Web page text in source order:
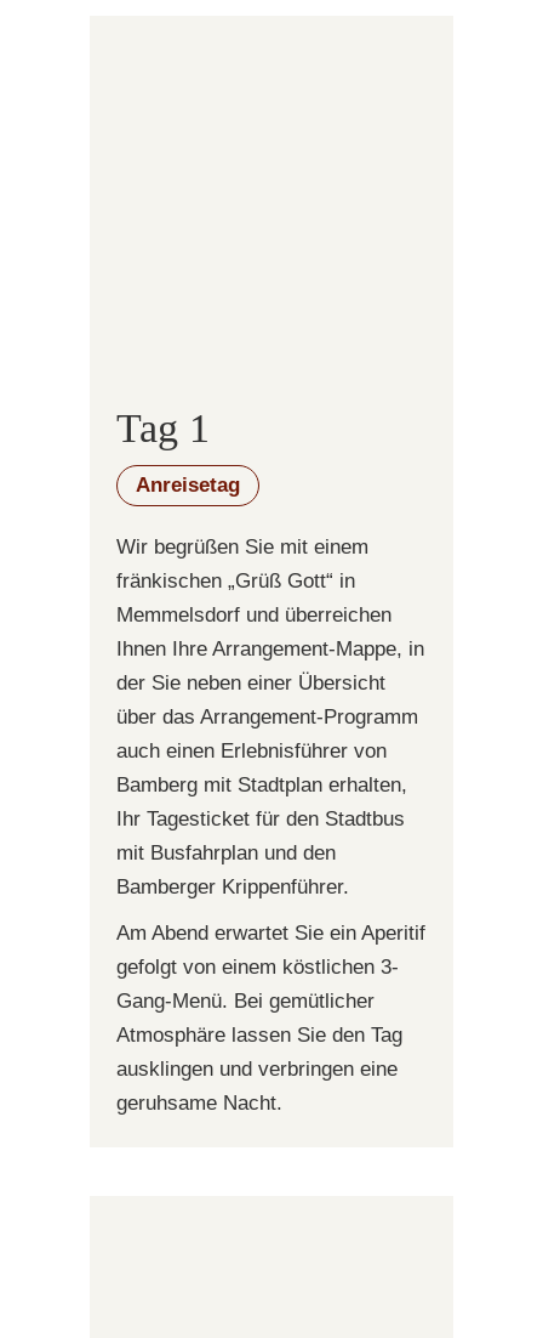
Tag 1
Anreisetag
Wir begrüßen Sie mit einem
fränkischen „Grüß Gott“ in
Memmelsdorf und überreichen
Ihnen Ihre Arrangement-Mappe, in
der Sie neben einer Übersicht
über das Arrangement-Programm
auch einen Erlebnisführer von
Bamberg mit Stadtplan erhalten,
Ihr Tagesticket für den Stadtbus
mit Busfahrplan und den
Bamberger Krippenführer.
Am Abend erwartet Sie ein Aperitif
gefolgt von einem köstlichen 3-
Gang-Menü. Bei gemütlicher
Atmosphäre lassen Sie den Tag
ausklingen und verbringen eine
geruhsame Nacht.